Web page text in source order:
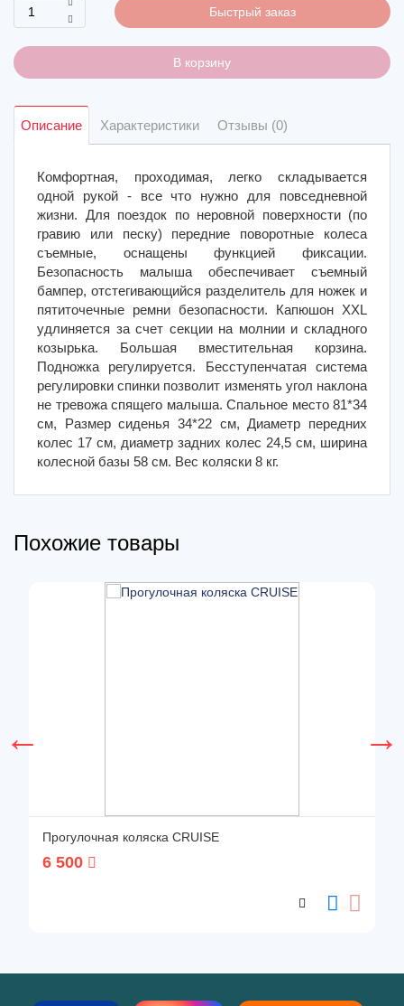
Быстрый заказ
В корзину
Описание Характеристики Отзывы (0)
Комфортная, проходимая, легко складывается
одной рукой - все что нужно для повседневной
жизни. Для поездок по неровной поверхности (по
гравию или песку) передние поворотные колеса
съемные, оснащены функцией фиксации.
Безопасность малыша обеспечивает съемный
бампер, отстегивающийся разделитель для ножек и
пятиточечные ремни безопасности. Капюшон ХХL
удлиняется за счет секции на молнии и складного
козырька. Большая вместительная корзина.
Подножка регулируется. Бесступенчатая система
регулировки спинки позволит изменять угол наклона
не тревожа спящего малыша. Спальное место 81*34
см, Размер сиденья 34*22 см, Диаметр передних
колес 17 см, диаметр задних колес 24,5 см, ширина
колесной базы 58 см. Вес коляски 8 кг.
Похожие товары
Прогулочная коляска CRUISE
6 500